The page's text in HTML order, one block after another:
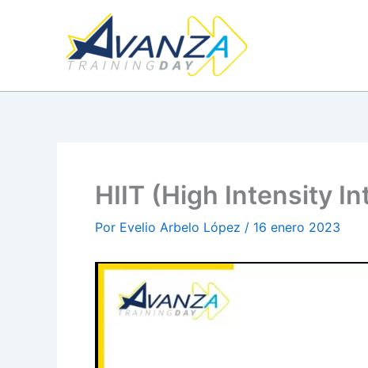
HIIT (High Intensity
Por Evelio Arbelo López / 16 enero 2023